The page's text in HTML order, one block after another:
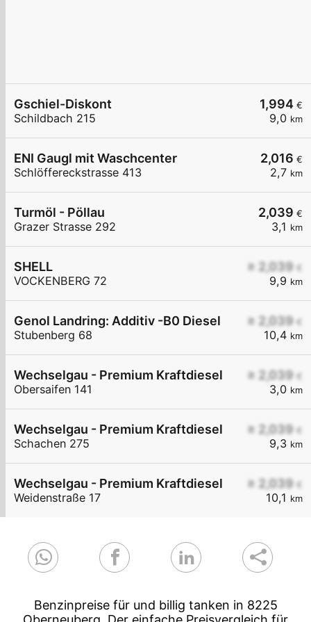
1,994 €
9,0 km
Gschiel-Diskont
Schildbach 215
2,016 €
2,7 km
ENI Gaugl mit Waschcenter
Schlöffereckstrasse 413
2,039 €
3,1 km
Turmöl - Pöllau
Grazer Strasse 292
≥ 2,039 €
9,9 km
SHELL
VOCKENBERG 72
≥ 2,039 €
10,4 km
Genol Landring: Additiv -B0 Diesel
Stubenberg 68
≥ 2,039 €
3,0 km
Wechselgau - Premium Kraftdiesel
Obersaifen 141
≥ 2,039 €
9,3 km
Wechselgau - Premium Kraftdiesel
Schachen 275
≥ 2,039 €
10,1 km
Wechselgau - Premium Kraftdiesel
Weidenstraße 17
Benzinpreise für und billig tanken in 8225